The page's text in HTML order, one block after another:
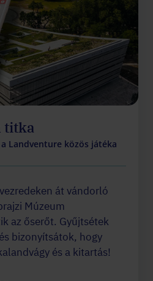
titka
Landventure közös játéka
át vándorló
Múzeum
az őserőt. Gyűjtsétek
bizonyítsátok, hogy
és a kitartás!